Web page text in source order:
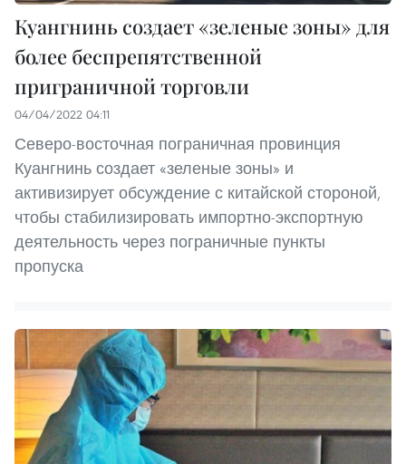
Куангнинь создает «зеленые зоны» для
более беспрепятственной
приграничной торговли
04/04/2022 04:11
Северо-восточная пограничная провинция
Куангнинь создает «зеленые зоны» и
активизирует обсуждение с китайской стороной,
чтобы стабилизировать импортно-экспортную
деятельность через пограничные пункты
пропуска